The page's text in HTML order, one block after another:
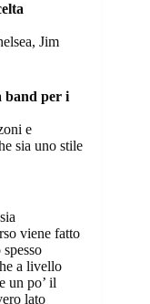
Jim
band per i
e
sia uno stile
viene fatto
a livello
un po’ il
lato